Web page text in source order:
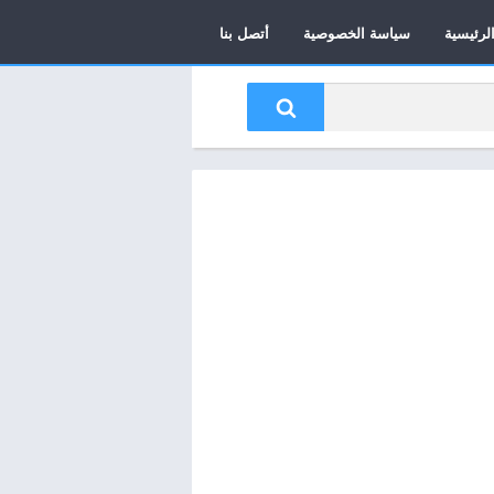
الرئيسية سياسة الخصوصية أتصل بنا